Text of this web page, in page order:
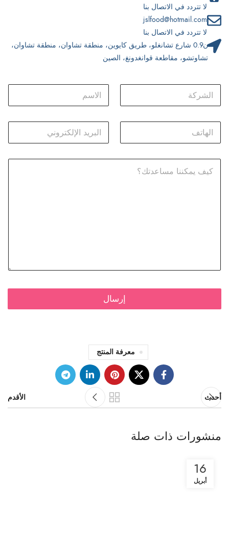
لا تتردد في الاتصال بنا
jslfood@hotmail.com
لا تتردد في الاتصال بنا
ن0.9 شارع تشانغلو، طريق كايوين، منطقة تشاوان، منطقة تشاوان،
تشاوتشو، مقاطعة قوانغدونغ، الصين
إرسال
معرفة المنتج
أحدث الأقدم
منشورات ذات صلة
16
أبريل